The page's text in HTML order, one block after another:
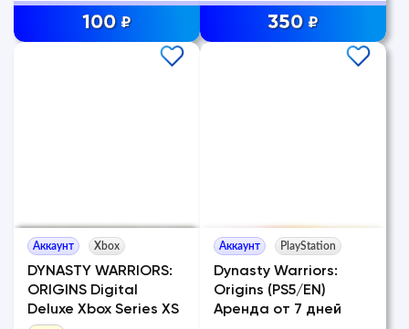
100 ₽ 350 ₽
Аккаунт Xbox
DYNASTY WARRIORS:
ORIGINS Digital
Deluxe Xbox Series XS
Аккаунт PlayStation
Dynasty Warriors:
Origins (PS5/EN)
Аренда от 7 дней